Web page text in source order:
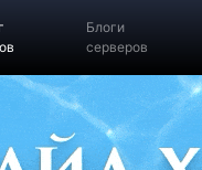
Блоги
серверов